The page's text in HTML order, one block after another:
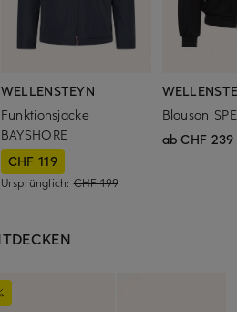
WELLENSTEYN
Funktionsjacke
BAYSHORE
CHF 119
Ursprünglich:CHF 199
Blouson
ab CHF 239